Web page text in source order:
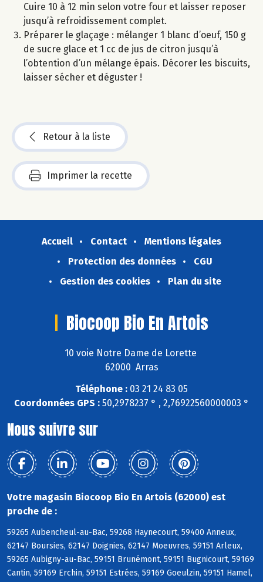
Cuire 10 à 12 min selon votre four et laisser reposer
jusqu’à refroidissement complet.
Préparer le glaçage : mélanger 1 blanc d’oeuf, 150 g
de sucre glace et 1 cc de jus de citron jusqu’à
l’obtention d’un mélange épais. Décorer les biscuits,
laisser sécher et déguster !
Retour à la liste
Imprimer la recette
Accueil Contact
Mentions légales
Protection des données
CGU
Gestion des cookies
Plan du site
Biocoop Bio En Artois
10 voie Notre Dame de Lorette
62000 Arras
Téléphone : 03 21 24 83 05
Coordonnées GPS : 50,2978237 ° , 2,76922560000003 °
Nous suivre sur
Votre magasin Biocoop Bio En Artois (62000) est
proche de :
59265 Aubencheul-au-Bac, 59268 Haynecourt, 59400 Anneux,
62147 Boursies, 62147 Doignies, 62147 Moeuvres, 59151 Arleux,
59265 Aubigny-au-Bac, 59151 Brunémont, 59151 Bugnicourt, 59169
Cantin, 59169 Erchin, 59151 Estrées, 59169 Goeulzin, 59151 Hamel,